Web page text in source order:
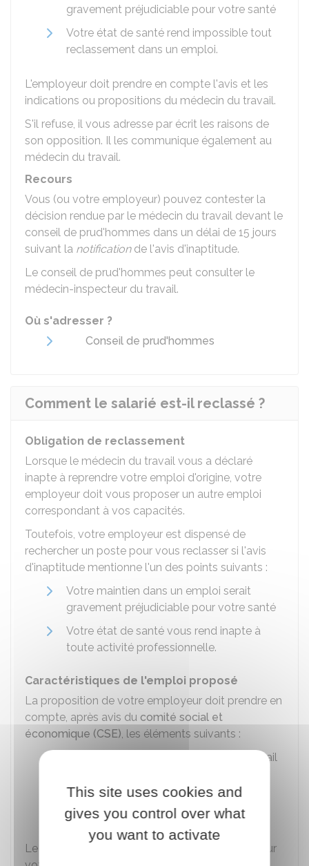
gravement préjudiciable pour votre santé
Votre état de santé rend impossible tout
reclassement dans un emploi.
L'employeur doit prendre en compte l'avis et les
indications ou propositions du médecin du travail.
S'il refuse, il vous adresse par écrit les raisons de
son opposition. Il les communique également au
médecin du travail.
Recours
Vous (ou votre employeur) pouvez contester la
décision rendue par le médecin du travail devant le
conseil de prud'hommes dans un délai de 15 jours
suivant la notificationde l'avis d'inaptitude.
Le conseil de prud'hommes peut consulter le
médecin-inspecteur du travail.
Où s'adresser ?
Conseil de prud'hommes
Comment le salarié est-il reclassé ?
Obligation de reclassement
Lorsque le médecin du travail vous a déclaré
inapte à reprendre votre emploi d'origine, votre
employeur doit vous proposer un autre emploi
correspondant à vos capacités.
Toutefois, votre employeur est dispensé de
rechercher un poste pour vous reclasser si l'avis
d'inaptitude mentionne l'un des points suivants :
Votre maintien dans un emploi serait
gravement préjudiciable pour votre santé
Votre état de santé vous rend inapte à
toute activité professionnelle.
Caractéristiques de l'emploi proposé
La proposition de votre employeur doit prendre en
compte, après avis du comité social et
économique (CSE), les éléments suivants :
Conclusions écrites du médecin du travail
capacités à exercer l'une des tâches
existantes dans l'entreprise.
Le médecin du travail se prononce également sur
This site uses cookies and
gives you control over what
you want to activate